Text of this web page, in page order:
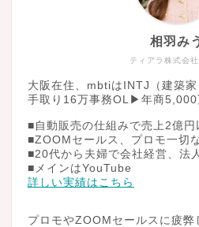
ティアラ株式会
相羽み
大阪在住、mbtiはINTJ（建築家
手取り16万事務OL▶︎年商5,000
■自動販売の仕組みで売上2億円
■ZOOMセールス、プロモ一切
■20代から夫婦で会社経営、法
■メインはYouTube
詳しい実績はこちら
プロモやZOOMセールスに疲弊